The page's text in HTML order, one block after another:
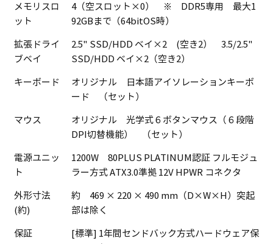
メモリスロ
ット
4（空スロット×0） ※ DDR5専用 最大1
92GBまで（64bitOS時）
拡張ドライ
ブベイ
2.5" SSD/HDD ベイ×2 (空き2） 3.5/2.5"
SSD/HDD ベイ×2（空き2）
キーボード
オリジナル 日本語アイソレーションキーボ
ード （セット）
マウス
オリジナル 光学式６ボタンマウス（６段階
DPI切替機能） （セット）
電源ユニッ
ト
1200W 80PLUS PLATINUM認証 フルモジュ
ラー方式 ATX3.0準拠 12V HPWR コネクタ
外形寸法
(約)
約 469 × 220 × 490 mm（D×W×H）突起
部は除く
保証
[標準] 1年間センドバック方式ハードウェア保